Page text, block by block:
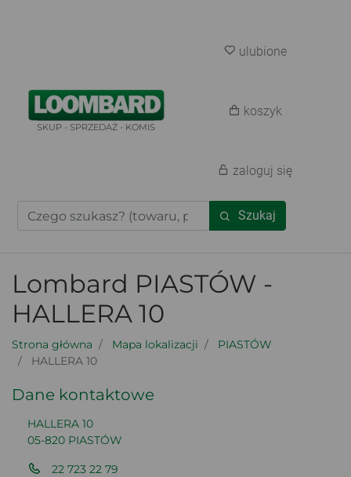
SKUP - SPRZEDAŻ - KOMIS
Szukaj
ulubione
koszyk
zaloguj się
Lombard PIASTÓW -
HALLERA 10
Strona główna Mapa lokalizacji
PIASTÓW
HALLERA 10
Dane kontaktowe
HALLERA 10
05-820 PIASTÓW
22 723 22 79